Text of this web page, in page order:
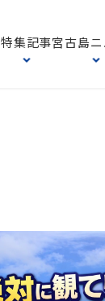
特集記事宮古島